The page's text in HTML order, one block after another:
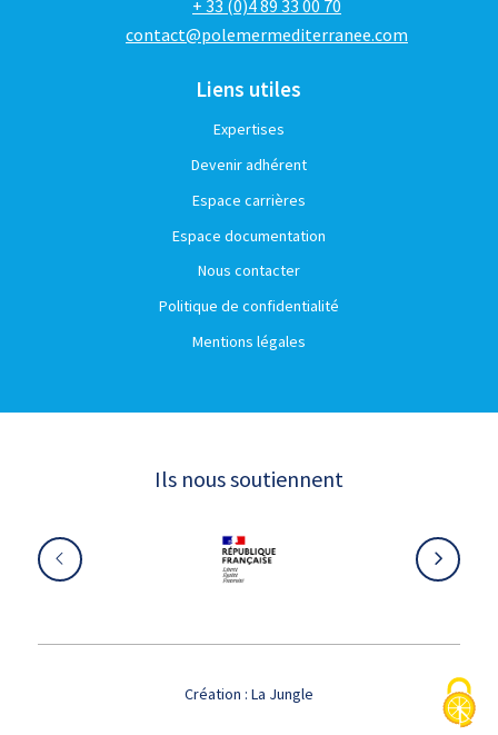
+ 33 (0)4 89 33 00 70
contact@polemermediterranee.com
Liens utiles
Expertises
Devenir adhérent
Espace carrières
Espace documentation
Nous contacter
Politique de confidentialité
Mentions légales
Ils nous soutiennent
Création : La Jungle